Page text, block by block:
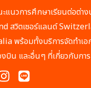
แนวการศึกษาเรียนต่อต่า
สวิตเซอร์แลนด์
พร้อมทั้งบริการจัดทำเอ
งบิน และอื่นๆ ที่เกี่ยวกับกา